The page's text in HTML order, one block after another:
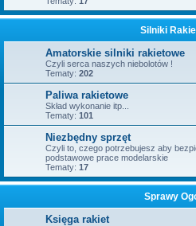
Silniki
Amatorskie silniki rakietowe
Czyli serca naszych niebolotów !
Tematy: 202
Paliwa rakietowe
Skład wykonanie itp...
Tematy: 101
Niezbędny sprzęt
Czyli to, czego potrzebujesz aby
podstawowe prace modelarskie
Tematy: 17
Sprawy
Księga rakiet